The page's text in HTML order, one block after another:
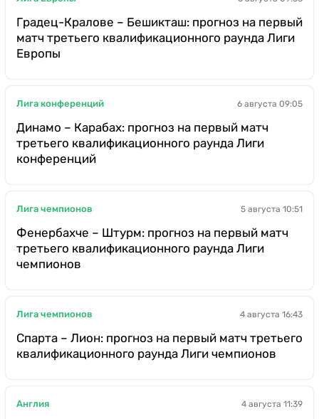
Градец-Кралове – Бешикташ: прогноз на первый
матч третьего квалификационного раунда Лиги
Европы
Лига конференций 6 августа 09:05
Динамо – Карабах: прогноз на первый матч
третьего квалификационного раунда Лиги
конференций
Лига чемпионов 5 августа 10:51
Фенербахче – Штурм: прогноз на первый матч
третьего квалификационного раунда Лиги
чемпионов
Лига чемпионов 4 августа 16:43
Спарта – Лион: прогноз на первый матч третьего
квалификационного раунда Лиги чемпионов
Англия 4 августа 11:39